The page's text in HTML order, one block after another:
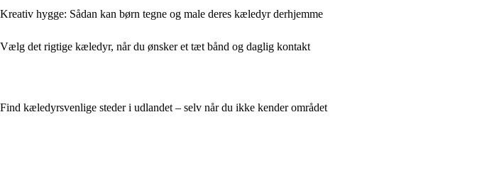
Kreativ hygge: Sådan kan børn tegne og male deres kæledyr derhjemme
Vælg det rigtige kæledyr, når du ønsker et tæt bånd og daglig kontakt
Find kæledyrsvenlige steder i udlandet – selv når du ikke kender området